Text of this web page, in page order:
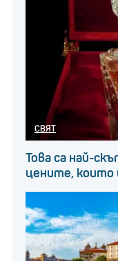
СВЯТ
Това са най-
цените,